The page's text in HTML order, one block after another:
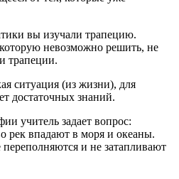
вы изучали трапецию.
невозможно решить, не
трапеции.
ситуация (из жизни), для
достаточных знаний.
учитель задает вопрос:
рек впадают в моря и океаны.
и не затапливают